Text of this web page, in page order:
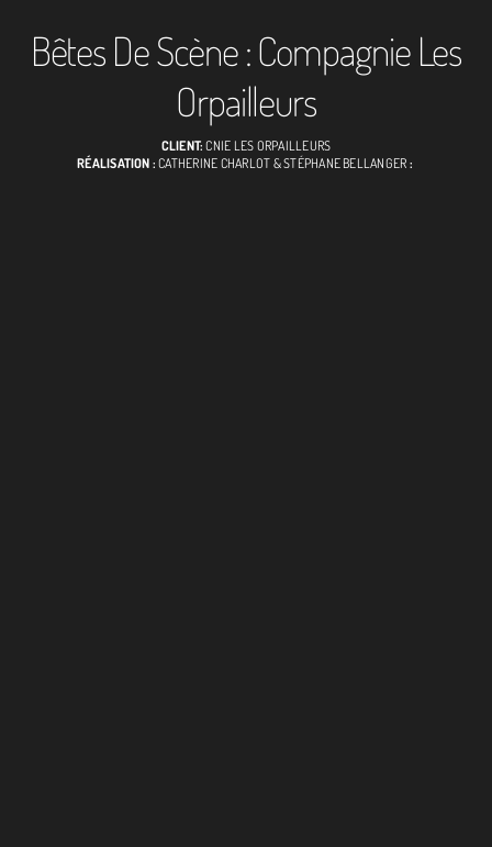
Bêtes De Scène : Compagnie Les
Orpailleurs
CLIENT: CNIE LES ORPAILLEURS
RÉALISATION : CATHERINE CHARLOT & STÉPHANE BELLANGER :